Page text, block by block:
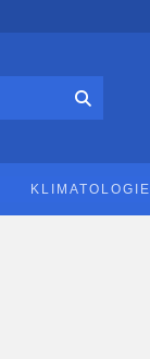
KLIMATOLOGIE